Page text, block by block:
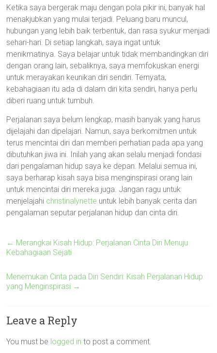
Ketika saya bergerak maju dengan pola pikir ini, banyak hal
menakjubkan yang mulai terjadi. Peluang baru muncul,
hubungan yang lebih baik terbentuk, dan rasa syukur menjadi
sehari-hari. Di setiap langkah, saya ingat untuk
menikmatinya. Saya belajar untuk tidak membandingkan diri
dengan orang lain, sebaliknya, saya memfokuskan energi
untuk merayakan keunikan diri sendiri. Ternyata,
kebahagiaan itu ada di dalam diri kita sendiri, hanya perlu
diberi ruang untuk tumbuh.
Perjalanan saya belum lengkap, masih banyak yang harus
dijelajahi dan dipelajari. Namun, saya berkomitmen untuk
terus mencintai diri dan memberi perhatian pada apa yang
dibutuhkan jiwa ini. Inilah yang akan selalu menjadi fondasi
dari pengalaman hidup saya ke depan. Melalui semua ini,
saya berharap kisah saya bisa menginspirasi orang lain
untuk mencintai diri mereka juga. Jangan ragu untuk
menjelajahi christinalynette untuk lebih banyak cerita dan
pengalaman seputar perjalanan hidup dan cinta diri.
← Merangkai Kisah Hidup: Perjalanan Cinta Diri Menuju
Kebahagiaan Sejati
Menemukan Cinta pada Diri Sendiri: Kisah Perjalanan Hidup
yang Menginspirasi →
Leave a Reply
You must be logged in to post a comment.